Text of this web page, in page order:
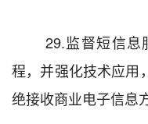
29.监督短信息
程，并强化技术应用
绝接收商业电子信息